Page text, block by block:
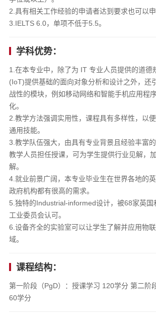
2.具有相关工作经验的申请者达到要求也可以申
3.IELTS 6.0，单项不低于5.5。
学科优势：
1.在本专业中，除了为 IT 专业人员提供的道德
(IoT)提供基础的面向对象分析和设计之外，还
战性的模块，例如移动网络和智能手机应用程
化。
2.教学方法强调实用性，课程具有多样性，以
通用技能。
3.教学队伍强大，由具有专业背景且经验丰富
教学人员担任授课，可为学生提供行业见解，
解。
4.就业前景广阔，本专业毕业生在世界各地的
政府机构都有很高的需求。
5.独特的Industrial-informed设计，被68家英国
工业委员会认可。
6.设备齐全的实验室可以让学生了解并应用物
域。
课程结构：
第一阶段（PgD）：授课学习 120学分 第二阶
60学分